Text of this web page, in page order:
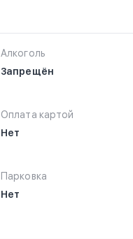
Алкоголь
Запрещён
Оплата картой
Нет
Парковка
Нет